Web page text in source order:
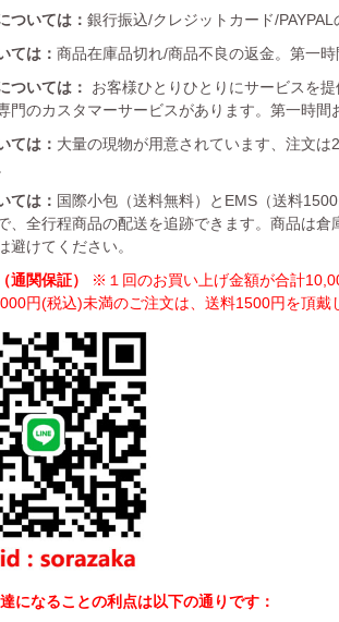
ついては： 銀行振込/クレジットカード/PAYPAL
ては： 商品在庫品切れ/商品不良の返金。第一
ついては：
お客様ひとりひとりにサービスを
門のカスタマーサービスがあります。第一時間
ては： 大量の現物が用意されています、注文
ては： 国際小包（送料無料）とEMS（送料
、全行程商品の配送を追跡できます。商品は
避けてください。
通関保証）
※１回のお買い上げ金額が合計
円(税込)未満のご注文は、送料1500円を頂戴
になることの利点は以下の通りです：